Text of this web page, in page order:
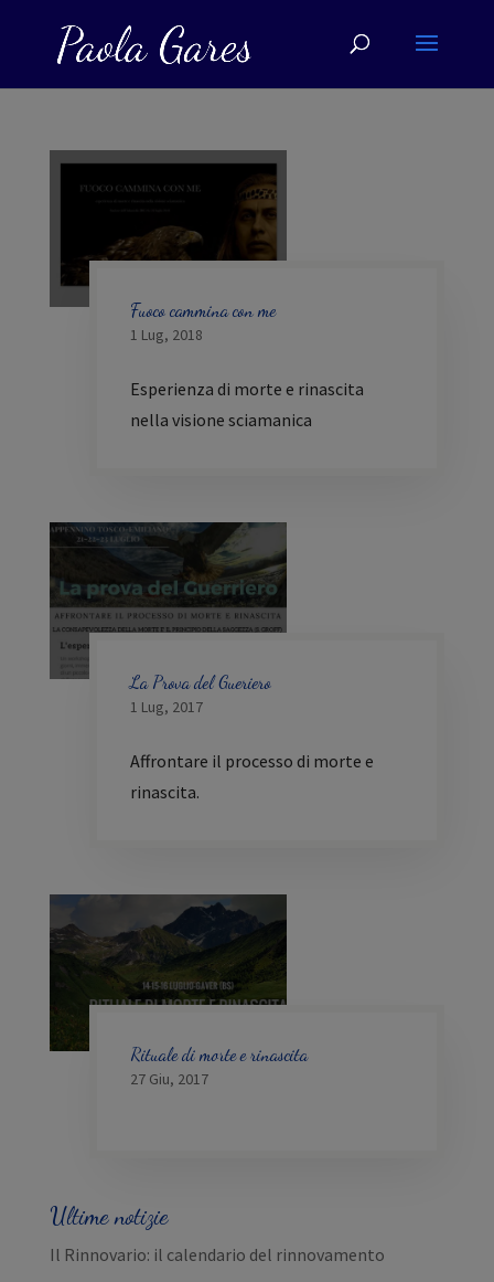
Fuoco cammina con me
1 Lug, 2018
Esperienza di morte e rinascita
nella visione sciamanica
La Prova del Gueriero
1 Lug, 2017
Affrontare il processo di morte e
rinascita.
Rituale di morte e rinascita
27 Giu, 2017
Ultime notizie
Il Rinnovario: il calendario del rinnovamento